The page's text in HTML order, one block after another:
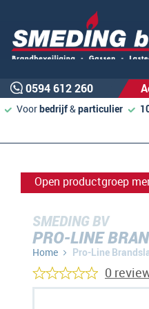
0594 612 260
Voorbedrijf&particulier
Open productgroep
SMEDING BV
PRO-LINE
Home Pro-Line
0
Ga